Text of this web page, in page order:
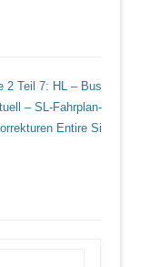
2 Teil 7: HL – Bus
– SL-Fahrplan-
Entire Si